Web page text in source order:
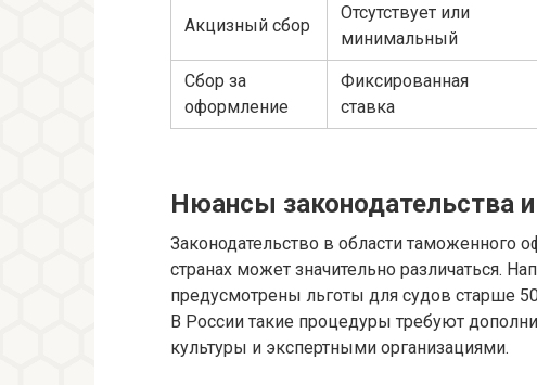
Акцизный сбор
Отсутствует или
минимальный
Сбор за
оформление
Фиксированная
ставка
Нюансы законодательства
Законодательство в области таможенного
странах может значительно различаться.
предусмотрены льготы для судов старше
В России такие процедуры требуют
культуры и экспертными организациями.